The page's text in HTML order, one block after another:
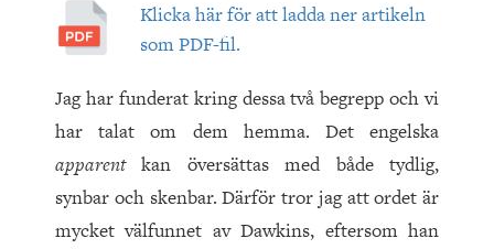
Klicka här för att ladda ner artikeln
som PDF-fil.
Jag har funderat kring dessa två begrepp och vi
har talat om dem hemma. Det engelska
apparentkan översättas med både tydlig,
synbar och skenbar. Därför tror jag att ordet är
mycket välfunnet av Dawkins, eftersom han